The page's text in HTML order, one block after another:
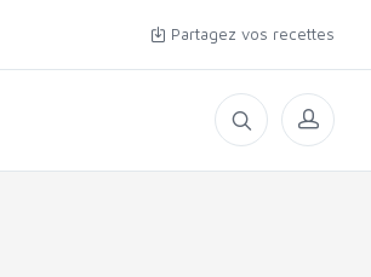
Partagez vos recettes